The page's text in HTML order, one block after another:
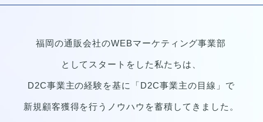
福岡の通販会社のWEBマーケティング事業部
としてスタートをした私たちは、
D2C事業主の経験を基に「D2C事業主の目線」で
新規顧客獲得を行うノウハウを蓄積してきました。